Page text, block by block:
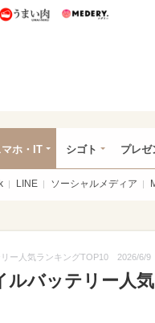
うまいパン うまい肉
マホ・IT シゴト プレゼ
LINE ソーシャルメディア
ー人気ランキングTOP10 2026/6/9
バッテリー人